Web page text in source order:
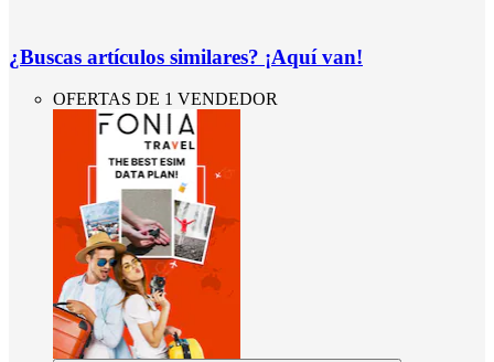
¿Buscas artículos similares? ¡Aquí van!
OFERTAS DE 1 VENDEDOR